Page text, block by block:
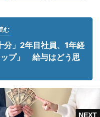
む
分」2年目社員、1年経
ップ」 給与はどう思